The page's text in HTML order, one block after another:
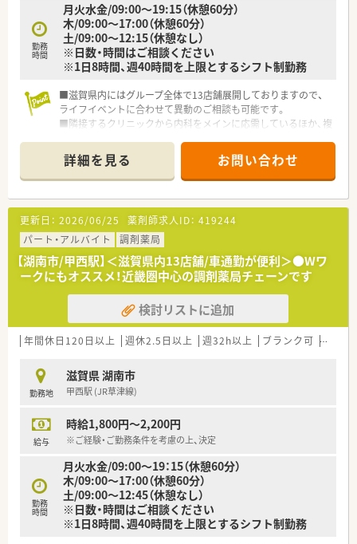
勤務
時間
月火水金/09:00～19:15（休憩60分）
木/09:00～17:00（休憩60分）
土/09:00～12:15（休憩なし）
※日数・時間はご相談ください
※1日8時間、週40時間を上限とするシフト制勤務
■滋賀県内にはグループ全体で13店舗展開しておりますので、
ライフイベントに合わせて異動のご相談も可能です。
■隣接するクリニックから内科をメインに応需しているほか、複
■ラストまでご勤務いただける方歓迎いたします♪曜日や時間
はお気軽にご相談ください。
詳細を見る お問い合わせ
更新日： 2026/06/25 薬剤師求人ID： 419244
パート・アルバイト
調剤薬局
【湖南市/甲西駅】＜滋賀県内13店舗/車通勤が便利＞●Wワ
ークにもオススメ！近畿圏中心の調剤薬局チェーンです
検討リストに追加
年間休日120日以上 週休2.5日以上 週32h以上 ブランク可 Ｗワ
勤務地
滋賀県 湖南市
甲西駅 (JR草津線)
給与
時給1,800円～2,200円
※ご経験・ご勤務条件を考慮の上、決定
勤務
時間
月火水金/09:00～19：15（休憩60分）
木/09:00～17:00（休憩60分）
土/09:00～12:45（休憩なし）
※日数・時間はご相談ください
※1日8時間、週40時間を上限とするシフト制勤務